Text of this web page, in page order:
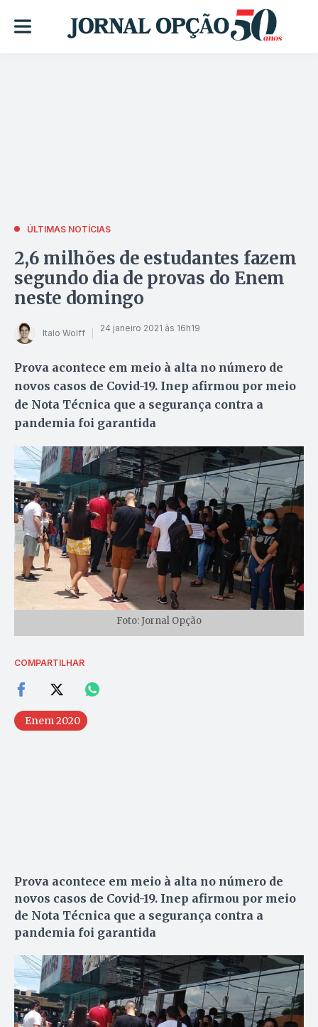
ÚLTIMAS NOTÍCIAS
2,6 milhões de estudantes fazem
segundo dia de provas do Enem
neste domingo
Italo Wolff 24 janeiro 2021 às 16h19
Prova acontece em meio à alta no número de
novos casos de Covid-19. Inep afirmou por meio
de Nota Técnica que a segurança contra a
pandemia foi garantida
Foto: Jornal Opção
COMPARTILHAR
Enem 2020
Prova acontece em meio à alta no número de
novos casos de Covid-19. Inep afirmou por meio
de Nota Técnica que a segurança contra a
pandemia foi garantida